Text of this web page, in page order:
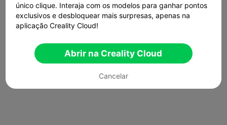
único clique. Interaja com os modelos para ganhar pontos
exclusivos e desbloquear mais surpresas, apenas na
aplicação Creality Cloud!
Abrir na Creality Cloud
Cancelar